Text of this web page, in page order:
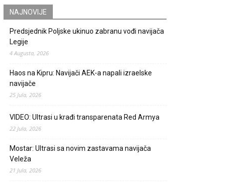
NAJNOVIJE
Predsjednik Poljske ukinuo zabranu vođi navijača
Legije
4 Augusta, 2026
Haos na Kipru: Navijači AEK-a napali izraelske
navijače
25 Jula, 2026
VIDEO: Ultrasi u krađi transparenata Red Armya
22 Jula, 2026
Mostar: Ultrasi sa novim zastavama navijača
Veleža
21 Jula, 2026